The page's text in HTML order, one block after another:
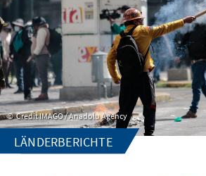
Credit IMAGO / Anadolu Agency
LÄNDERBERICHTE